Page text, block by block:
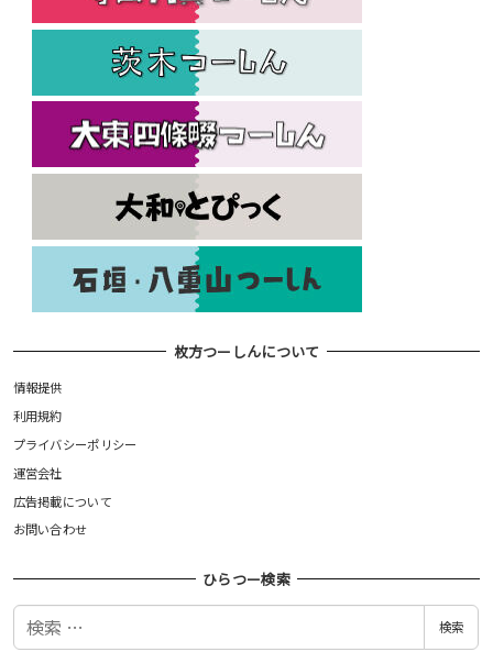
枚方つーしんについて
情報提供
利用規約
プライバシーポリシー
運営会社
広告掲載について
お問い合わせ
ひらつー検索
検
検索